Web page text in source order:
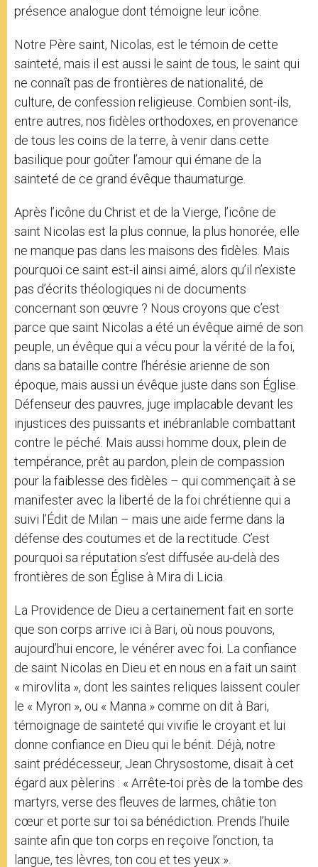
présence analogue dont témoigne leur icône.
Notre Père saint, Nicolas, est le témoin de cette
sainteté, mais il est aussi le saint de tous, le saint qui
ne connaît pas de frontières de nationalité, de
culture, de confession religieuse. Combien sont-ils,
entre autres, nos fidèles orthodoxes, en provenance
de tous les coins de la terre, à venir dans cette
basilique pour goûter l’amour qui émane de la
sainteté de ce grand évêque thaumaturge.
Après l’icône du Christ et de la Vierge, l’icône de
saint Nicolas est la plus connue, la plus honorée, elle
ne manque pas dans les maisons des fidèles. Mais
pourquoi ce saint est-il ainsi aimé, alors qu’il n’existe
pas d’écrits théologiques ni de documents
concernant son œuvre ? Nous croyons que c’est
parce que saint Nicolas a été un évêque aimé de son
peuple, un évêque qui a vécu pour la vérité de la foi,
dans sa bataille contre l’hérésie arienne de son
époque, mais aussi un évêque juste dans son Église.
Défenseur des pauvres, juge implacable devant les
injustices des puissants et inébranlable combattant
contre le péché. Mais aussi homme doux, plein de
tempérance, prêt au pardon, plein de compassion
pour la faiblesse des fidèles – qui commençait à se
manifester avec la liberté de la foi chrétienne qui a
suivi l’Édit de Milan – mais une aide ferme dans la
défense des coutumes et de la rectitude. C’est
pourquoi sa réputation s’est diffusée au-delà des
frontières de son Église à Mira di Licia.
La Providence de Dieu a certainement fait en sorte
que son corps arrive ici à Bari, où nous pouvons,
aujourd’hui encore, le vénérer avec foi. La confiance
de saint Nicolas en Dieu et en nous en a fait un saint
« mirovlita », dont les saintes reliques laissent couler
le « Myron », ou « Manna » comme on dit à Bari,
témoignage de sainteté qui vivifie le croyant et lui
donne confiance en Dieu qui le bénit. Déjà, notre
saint prédécesseur, Jean Chrysostome, disait à cet
égard aux pèlerins : « Arrête-toi près de la tombe des
martyrs, verse des fleuves de larmes, châtie ton
cœur et porte sur toi sa bénédiction. Prends l’huile
sainte afin que ton corps en reçoive l’onction, ta
langue, tes lèvres, ton cou et tes yeux ».